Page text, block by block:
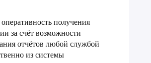
получения
за счёт возможности
отчётов любой службой
из системы